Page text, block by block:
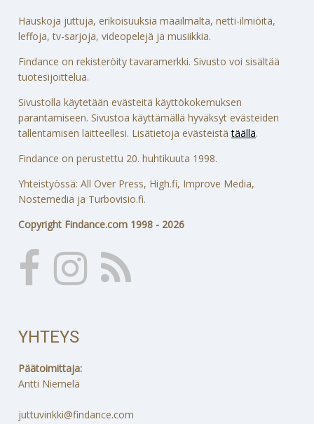
Hauskoja juttuja, erikoisuuksia maailmalta, netti-ilmiöitä,
leffoja, tv-sarjoja, videopelejä ja musiikkia.
Findance on rekisteröity tavaramerkki. Sivusto voi sisältää
tuotesijoittelua.
Sivustolla käytetään evästeitä käyttökokemuksen
parantamiseen. Sivustoa käyttämällä hyväksyt evästeiden
tallentamisen laitteellesi. Lisätietoja evästeistätäällä.
Findance on perustettu 20. huhtikuuta 1998.
Yhteistyössä: All Over Press, High.fi, Improve Media,
Nostemedia ja Turbovisio.fi.
Copyright Findance.com 1998 - 2026
YHTEYS
Päätoimittaja:
Antti Niemelä
juttuvinkki@findance.com